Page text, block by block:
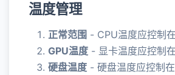
温度管理
正常范围 - CPU温度应控制
GPU温度 - 显卡温度应控制
硬盘温度 - 硬盘温度应控制